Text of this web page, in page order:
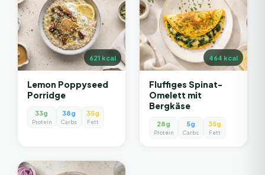
621 kcal
Lemon Poppyseed
Porridge
33g
Protein
38g
Carbs
35g
Fett
464 kcal
Fluffiges Spinat-
Omelett mit
Bergkäse
28g
Protein
5g
Carbs
35g
Fett